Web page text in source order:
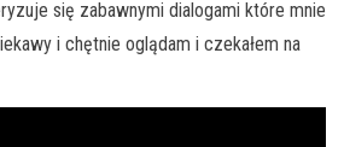
się zabawnymi dialogami które mnie
i chętnie oglądam i czekałem na